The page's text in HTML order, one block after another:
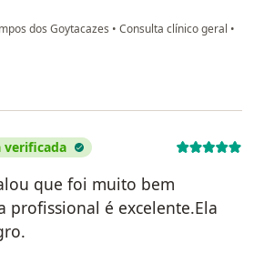
dos Goytacazes • Consulta clínico geral •
ferreira serpa
verificada
que foi muito bem
profissional é excelente.Ela